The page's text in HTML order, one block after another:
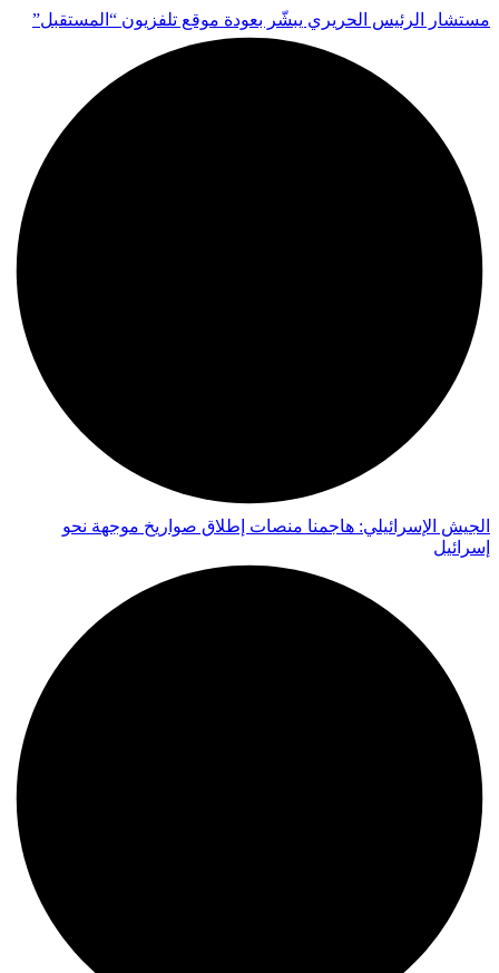
مستشار الرئيس الحريري يبشّر بعودة موقع تلفزيون “المستقبل”
الجيش الإسرائيلي: هاجمنا منصات إطلاق صواريخ موجهة نحو
إسرائيل